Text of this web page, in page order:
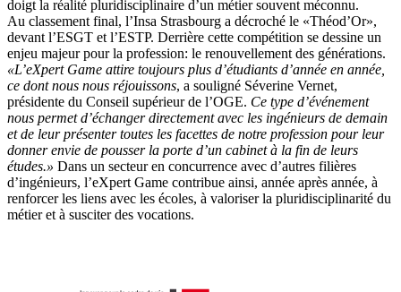
doigt la réalité pluridisciplinaire d’un métier souvent méconnu.
Au classement final, l’Insa Strasbourg a décroché le «Théod’Or»,
devant l’ESGT et l’ESTP. Derrière cette compétition se dessine un
enjeu majeur pour la profession: le renouvellement des générations.
«L’eXpert Game attire toujours plus d’étudiants d’année en année,
ce dont nous nous réjouissons, a souligné Séverine Vernet,
présidente du Conseil supérieur de l’OGE. Ce type d’événement
nous permet d’échanger directement avec les ingénieurs de demain
et de leur présenter toutes les facettes de notre profession pour leur
donner envie de pousser la porte d’un cabinet à la fin de leurs
études.» Dans un secteur en concurrence avec d’autres filières
d’ingénieurs, l’eXpert Game contribue ainsi, année après année, à
renforcer les liens avec les écoles, à valoriser la pluridisciplinarité du
métier et à susciter des vocations.